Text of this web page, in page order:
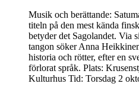
Musik och berättande:
titeln på den mest kända
betyder det Sagolandet. Via
tangon söker Anna
historia och rötter, efter en
förlorat språk. Plats:
Kulturhus Tid: Torsdag 2